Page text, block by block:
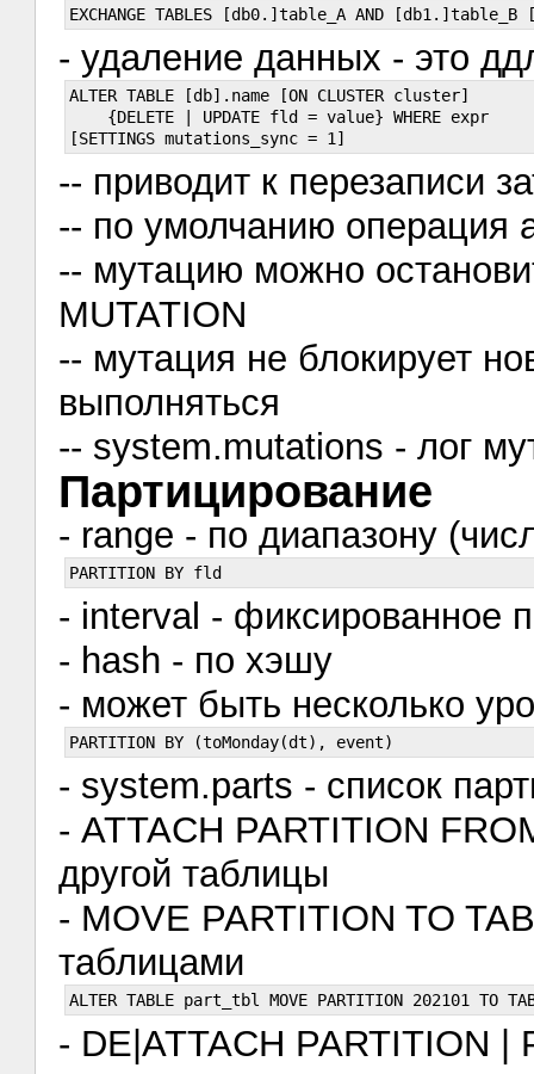
- удаление данных - это
ALTER TABLE [db].name [ON CLUSTER cluster]
    {DELETE | UPDATE fld = value} WHERE expr
-- приводит к перезаписи
-- по умолчанию операция
-- мутацию можно
MUTATION
-- мутация не блокирует
выполняться
-- system.mutations - лог
Партицирование
- range - по диапазону
- interval - фиксированное
- hash - по хэшу
- может быть несколько
- system.parts - список
- ATTACH PARTITION
другой таблицы
- MOVE PARTITION TO
таблицами
- DE|ATTACH PARTITION |